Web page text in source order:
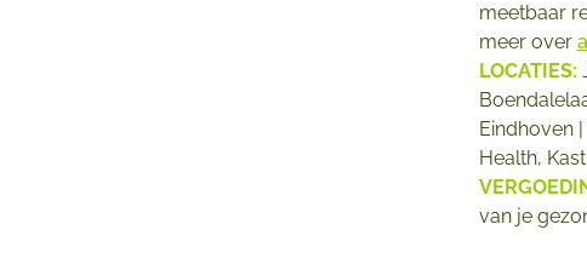
meetbaar
meer over
LOCATIES:
Eindhoven
Health,
van je